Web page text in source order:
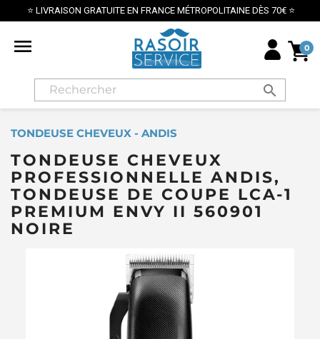
GRATUITE EN FRANCE MÉTROPOLITAINE DÈS 70€ ⭐
 0
search
TONDEUSE CHEVEUX - ANDIS
TONDEUSE CHEVEUX
PROFESSIONNELLE ANDIS,
TONDEUSE DE COUPE LCA-1
PREMIUM ENVY II 560901
NOIRE